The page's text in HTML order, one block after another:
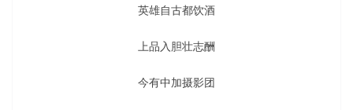
英雄自古都饮酒
上品入胆壮志酬
今有中加摄影团